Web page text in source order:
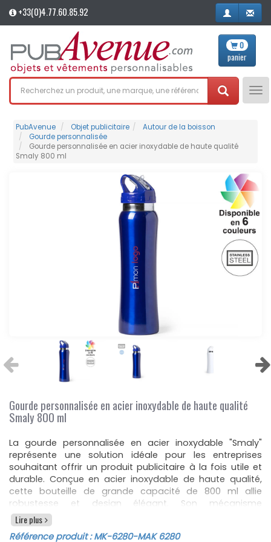
+33(0)4.77.60.85.92
0
panier
PubAvenue Objet publicitaire
Autour de la boisson
Gourde personnalisée
Gourde personnalisée en acier inoxydable de haute qualité
Smaly 800 ml
Gourde personnalisée en acier inoxydable de haute qualité
Smaly 800 ml
La gourde personnalisée en acier inoxydable "Smaly"
représente une solution idéale pour les entreprises
souhaitant offrir un produit publicitaire à la fois utile et
durable. Conçue en acier inoxydable de haute qualité,
cette bouteille de grande capacité de 800 ml allie
robustesse et design élégant. Son mécanisme
d'ouverture facile assure une utilisation pratique au
quotidien, tandis que sa poignée de transport assortie
Lire plus
Référence produit :MK-6280-MAK 6280